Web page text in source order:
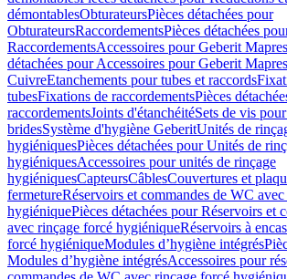
démontablesObturateursPièces détachées pour
ObturateursRaccordementsPièces détachées
RaccordementsAccessoires pour Geberit
détachées pour Accessoires pour Geberit
CuivreEtanchements pour tubes et raccords
tubesFixations de raccordementsPièces
raccordementsJoints d'étanchéitéSets de vis
bridesSystème d'hygiène GeberitUnités de
hygiéniquesPièces détachées pour Unités de
hygiéniquesAccessoires pour unités de rinçage
hygiéniquesCapteursCâblesCouvertures et
fermetureRéservoirs et commandes de WC
hygiéniquePièces détachées pour Réservoirs et
avec rinçage forcé hygiéniqueRéservoirs à
forcé hygiéniqueModules d’hygiène intégrés
Modules d’hygiène intégrésAccessoires pour